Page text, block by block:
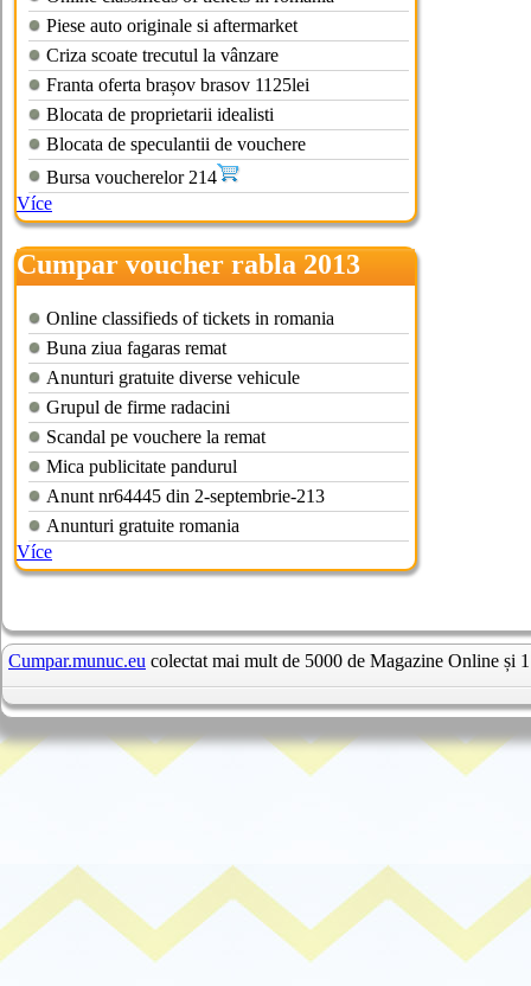
Piese auto originale si aftermarket
Criza scoate trecutul la vânzare
Franta oferta brașov brasov 1125lei
Blocata de proprietarii idealisti
Blocata de speculantii de vouchere
Bursa voucherelor 214
Více
Cumpar voucher rabla 2013
brasov
Online classifieds of tickets in romania
Buna ziua fagaras remat
Anunturi gratuite diverse vehicule
Grupul de firme radacini
Scandal pe vouchere la remat
Mica publicitate pandurul
Anunt nr64445 din 2-septembrie-213
Anunturi gratuite romania
Více
Cumpar.munuc.eu colectat mai mult de 5000 de Magazine Online și